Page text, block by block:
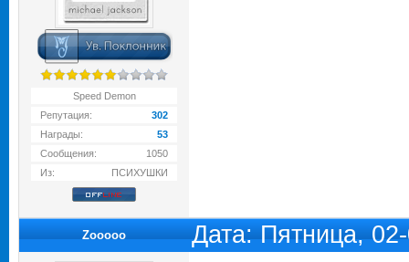
Speed Demon
Репутация:
302
Награды:
53
Сообщения:
1050
Из:
ПСИХУШКИ
Zooooo Дата: Пятница,